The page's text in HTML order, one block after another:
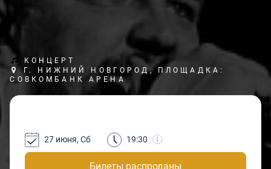
КОНЦЕРТ
Г. НИЖНИЙ НОВГОРОД, ПЛОЩАДКА:
СОВКОМБАНК АРЕНА
Билеты распроданы
27 июня, Сб 19:30